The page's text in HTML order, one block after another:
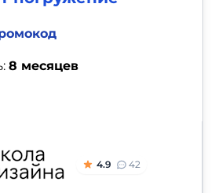
8 месяцев
4.9 42